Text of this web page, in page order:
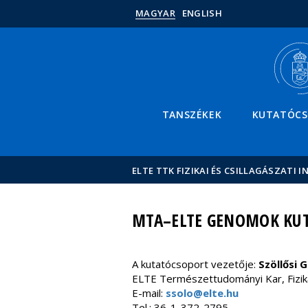
MAGYAR ENGLISH
TANSZÉKEK
ELTE TTK FIZIKAI ÉS CSILLAGÁSZATI
MTA–ELTE GENOMOK
A kutatócsoport vezetője: Szöllősi
ELTE Természettudományi Kar,
E-mail: ssolo@elte.hu